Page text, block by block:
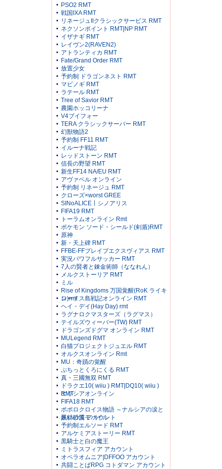
PSO2 RMT
戦国IXA RMT
リネージュIIクラシックサービス RMT
ネクソンポイント RMT|NP RMT
イザナギ RMT
レイヴン2(RAVEN2)
アトランティカ RMT
Fate/Grand Order RMT
放置少女
予約制 ドラゴンネスト RMT
マビノギ RMT
ラテール RMT
Tree of Savior RMT
農園ホッコリーナ
V4ブイフォー
TERA クラシックサーバー RMT
幻獣物語2
予約制 FF11 RMT
イルーナ戦記
レッドストーン RMT
信長の野望 RMT
新生FF14 NA/EU RMT
アヴァベル オンライン
予約制 リネージュ RMT
クローズ×worst GREE
SINoALICE丨シノアリス
FIFA19 RMT
トーラムオンライン Rmt
ポケモン ソード・シールド(剣盾)RMT
原神
新・天上碑 RMT
FFBE-FFブレイブエクスヴィアス RMT
実況パワフルサッカー RMT
7人の賢者と錬金術師（ななれん）
メルクストーリア RMT
ミル
Rise of Kingdoms 万国覚醒(RoK ライキ
ン)rmt
ロードス島戦記オンライン RMT
ヘイ・デイ(Hay Day) rmt
ラグナロクマスターズ（ラグマス）
テイルズウィーバー(TW) RMT
ドラゴンズドグマ オンライン RMT
MULegend RMT
白猫プロジェクトジュエル RMT
オルクスオンライン Rmt
MU：奇蹟の覚醒
ぷちっとくろにくる RMT
真・三國無双 RMT
ドラクエ10( wiiu ) RMT|DQ10( wiiu )
RMT
エリシアオンライン
FIFA18 RMT
ポポロクロイス物語 ～ナルシアの涙と
妖精の笛 アカウント
黒い砂漠モバイル
予約制エルソード RMT
アルケミアストーリー RMT
黒騎士と白の魔王
ミトラスフィア アカウント
オペラオムニア|DFFOO アカウント
共闘ことばRPG コトダマン アカウント